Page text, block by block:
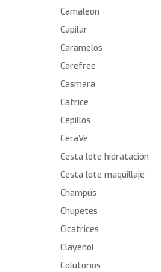
Camaleon
Capilar
Caramelos
Carefree
Casmara
Catrice
Cepillos
CeraVe
Cesta lote hidratación
Cesta lote maquillaje
Champús
Chupetes
Cicatrices
Clayenol
Colutorios